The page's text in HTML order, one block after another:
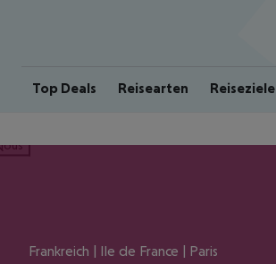
Top Deals Reisearten Reiseziele
Frankreich | Ile de France | Paris